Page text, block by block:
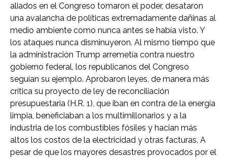
aliados en el Congreso tomaron el poder, desataron
una avalancha de políticas extremadamente dañinas al
medio ambiente como nunca antes se había visto. Y
los ataques nunca disminuyeron. Al mismo tiempo que
la administración Trump arremetía contra nuestro
gobierno federal, los republicanos del Congreso
seguían su ejemplo. Aprobaron leyes, de manera más
crítica su proyecto de ley de reconciliación
presupuestaria (H.R. 1), que iban en contra de la energía
limpia, beneficiaban a los multimillonarios y a la
industria de los combustibles fósiles y hacian más
altos los costos de la electricidad y otras facturas. A
pesar de que los mayores desastres provocados por el